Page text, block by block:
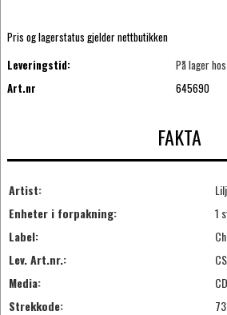
Pris og lagerstatus gjelder nettbutikken
Leveringstid:
På lager
Art.nr
645690
FAKTA
Artist:
Enheter i forpakning:
1
Label:
Lev. Art.nr.:
Media:
CD
Strekkode: